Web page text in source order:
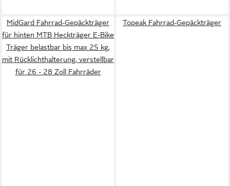
MidGard Fahrrad-Gepäckträger
für hinten MTB Heckträger E-Bike
Träger belastbar bis max 25 kg,
mit Rücklichthalterung, verstellbar
für 26 - 28 Zoll Fahrräder
Topeak Fahrrad-Gepäckträger